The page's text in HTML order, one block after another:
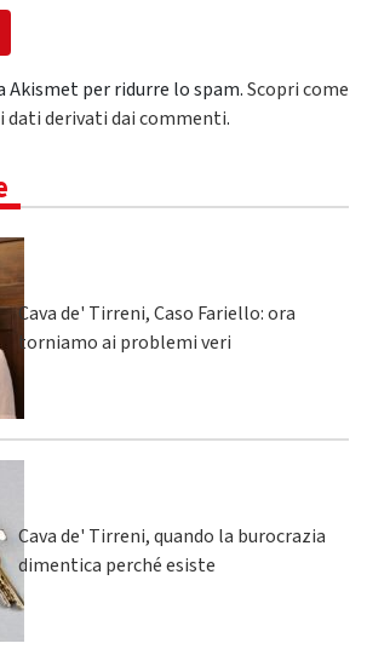
per ridurre lo spam.Scopri come
dati derivati dai commenti.
Cava de' Tirreni, Caso Fariello: ora
torniamo ai problemi veri
Cava de' Tirreni, quando la burocrazia
dimentica perché esiste